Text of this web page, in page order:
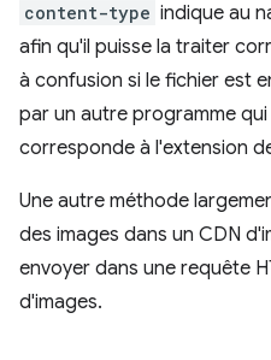
content-type indique au
afin qu'il puisse la traiter
à confusion si le fichier est
par un autre programme
corresponde à l'extension
Une autre méthode
des images dans un CDN
envoyer dans une requête
d'images.